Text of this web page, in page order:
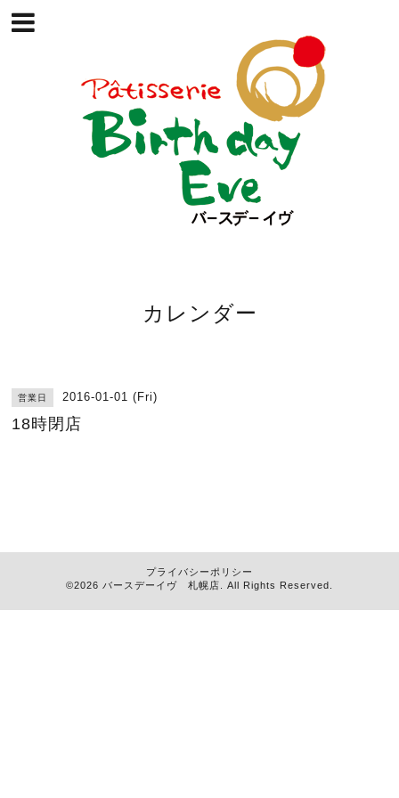
カレンダー
営業日 2016-01-01 (Fri)
18時閉店
プライバシーポリシー
©2026 バースデーイヴ 札幌店 . All Rights Reserved.